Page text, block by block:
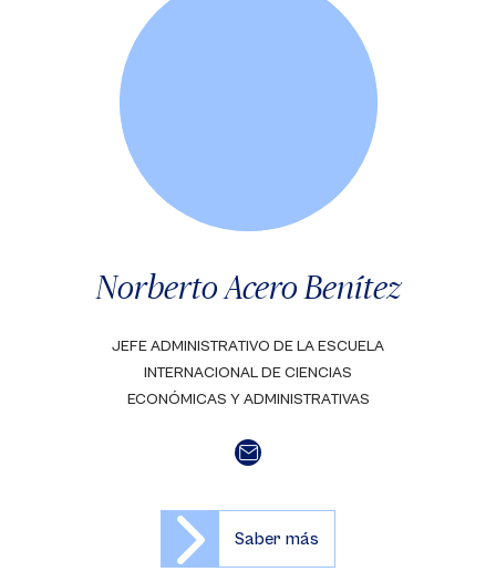
Norberto Acero Benítez
JEFE ADMINISTRATIVO DE LA ESCUELA
INTERNACIONAL DE CIENCIAS
ECONÓMICAS Y ADMINISTRATIVAS
Saber más